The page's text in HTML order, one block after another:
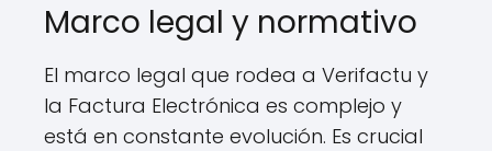
Marco legal y normativo
El marco legal que rodea a Verifactu y
la Factura Electrónica es complejo y
está en constante evolución. Es crucial